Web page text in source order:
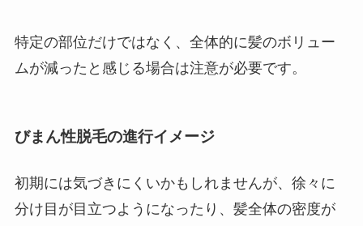
特定の部位だけではなく、全体的に髪のボリュー
ムが減ったと感じる場合は注意が必要です。
びまん性脱毛の進行イメージ
初期には気づきにくいかもしれませんが、徐々に
分け目が目立つようになったり、髪全体の密度が